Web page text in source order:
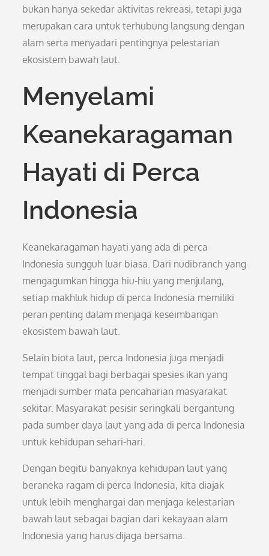
bukan hanya sekedar aktivitas rekreasi, tetapi juga
merupakan cara untuk terhubung langsung dengan
alam serta menyadari pentingnya pelestarian
ekosistem bawah laut.
Menyelami
Keanekaragaman
Hayati di Perca
Indonesia
Keanekaragaman hayati yang ada di perca
Indonesia sungguh luar biasa. Dari nudibranch yang
mengagumkan hingga hiu-hiu yang menjulang,
setiap makhluk hidup di perca Indonesia memiliki
peran penting dalam menjaga keseimbangan
ekosistem bawah laut.
Selain biota laut, perca Indonesia juga menjadi
tempat tinggal bagi berbagai spesies ikan yang
menjadi sumber mata pencaharian masyarakat
sekitar. Masyarakat pesisir seringkali bergantung
pada sumber daya laut yang ada di perca Indonesia
untuk kehidupan sehari-hari.
Dengan begitu banyaknya kehidupan laut yang
beraneka ragam di perca Indonesia, kita diajak
untuk lebih menghargai dan menjaga kelestarian
bawah laut sebagai bagian dari kekayaan alam
Indonesia yang harus dijaga bersama.